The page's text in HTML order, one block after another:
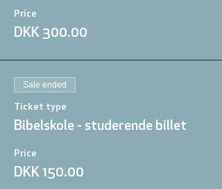
Price
DKK 300.00
Sale ended
Ticket type
Bibelskole - studerende billet
Price
DKK 150.00